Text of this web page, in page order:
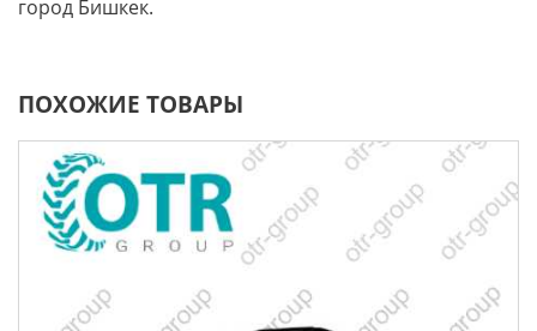
город Бишкек.
ПОХОЖИЕ ТОВАРЫ